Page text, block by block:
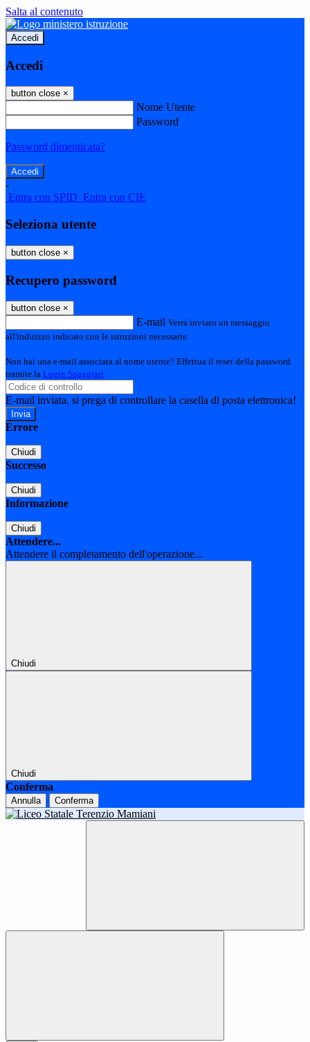
Salta al contenuto
Accedi
Accedi
button close ×
Nome Utente
Password
Password dimenticata?
-
Entra con SPID Entra con CIE
Seleziona utente
button close ×
Recupero password
button close ×
E-mail Verrà inviato un messaggio
all'indirizzo indicato con le istruzioni necessarie.
Non hai una e-mail associata al nome utente? Effettua il reset della password
tramite la Login Spaggiari
E-mail inviata, si prega di controllare la casella di posta elettronica!
Errore
Chiudi
Successo
Chiudi
Informazione
Chiudi
Attendere...
Attendere il completamento dell'operazione...
Chiudi
Chiudi
Conferma
Annulla Conferma